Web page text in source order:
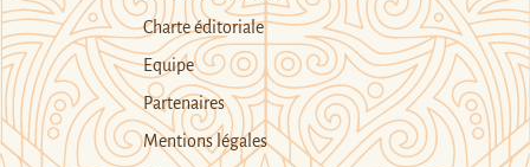
Charte éditoriale
Equipe
Partenaires
Mentions légales